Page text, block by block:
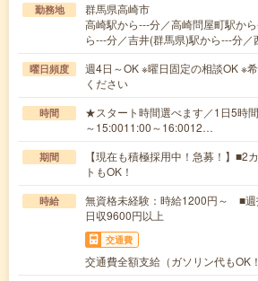
勤務地
群馬県高崎市
高崎駅から---分／高崎問屋町駅か
ら---分／吉井(群馬県)駅から---分
曜日頻度
週4日～OK ※曜日固定の相談OK ※
ください
時間
★スタート時間選べます／1日5時
～15:0011:00～16:0012…
期間
【現在も積極採用中！急募！】
トもOK！
時給
無資格未経験：時給1200円～ ■
日収9600円以上
交通費
交通費全額支給（ガソリン代もOK